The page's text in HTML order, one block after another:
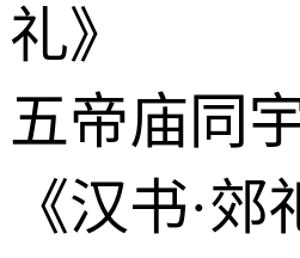
礼》
五帝庙同
《汉书·郊